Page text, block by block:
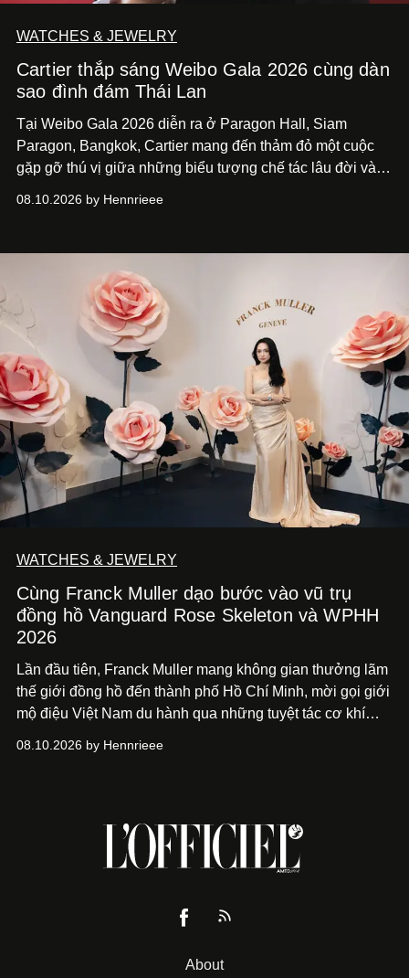
WATCHES & JEWELRY
Cartier thắp sáng Weibo Gala 2026 cùng dàn
sao đình đám Thái Lan
Tại Weibo Gala 2026 diễn ra ở Paragon Hall, Siam
Paragon, Bangkok, Cartier mang đến thảm đỏ một cuộc
gặp gỡ thú vị giữa những biểu tượng chế tác lâu đời và
Lan. Sáu gương mặt gồm Tor Thanapob, Jeff Satur, PP
xuất hiện trong những thiết kế Cartier, mỗi người lựa chọn
một ngôn ngữ riêng để diễn giải tinh thần của Maison.
08.10.2026 by Hennrieee
WATCHES & JEWELRY
Cùng Franck Muller dạo bước vào vũ trụ
đồng hồ Vanguard Rose Skeleton và WPHH
2026
Lần đầu tiên, Franck Muller mang không gian thưởng lãm
thế giới đồng hồ đến thành phố Hồ Chí Minh, mời gọi giới
mộ điệu Việt Nam du hành qua những tuyệt tác cơ khí
vừa ra mắt tại sự kiện WPHH 2026.
08.10.2026 by Hennrieee
About